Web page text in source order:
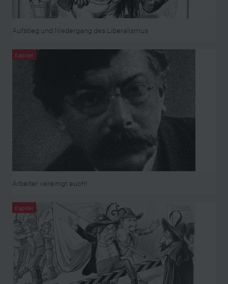
Aufstieg und Niedergang des Liberalismus
Kapitel
Arbeiter vereinigt euch!
Kapitel